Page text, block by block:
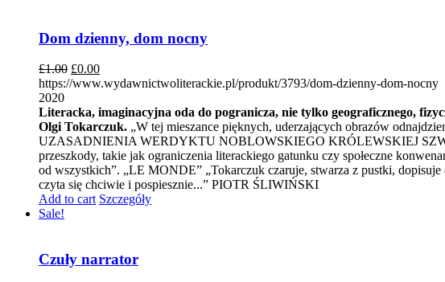
Dom dzienny, dom nocny
£1.00 £0.00
https://www.wydawnictwoliterackie.pl/produkt/3793/dom-dzienny-dom-nocny
2020
Literacka, imaginacyjna oda do pogranicza, nie tylko geograficznego,
Olgi Tokarczuk. „W tej mieszance pięknych, uderzających obrazów
UZASADNIENIA WERDYKTU NOBLOWSKIEGO KRÓLEWSKIEJ
przeszkody, takie jak ograniczenia literackiego gatunku czy społeczne
od wszystkich”. „LE MONDE” „Tokarczuk czaruje, stwarza z pustki,
czyta się chciwie i pospiesznie...” PIOTR ŚLIWIŃSKI
Add to cart Szczegóły
Sale!
Czuły narrator